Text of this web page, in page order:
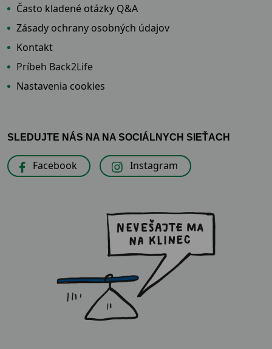
Často kladené otázky Q&A
Zásady ochrany osobných údajov
Kontakt
Príbeh Back2Life
Nastavenia cookies
SLEDUJTE NÁS NA NA SOCIÁLNYCH SIEŤACH
Facebook Instagram